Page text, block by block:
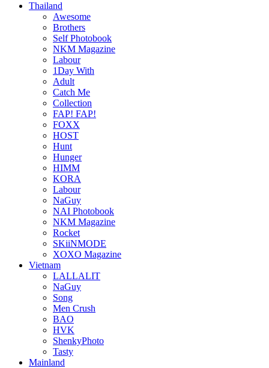
Thailand
Awesome
Brothers
Self Photobook
NKM Magazine
Labour
1Day With
Adult
Catch Me
Collection
FAP! FAP!
FOXX
HOST
Hunt
Hunger
HIMM
KORA
Labour
NaGuy
NAI Photobook
NKM Magazine
Rocket
SKiiNMODE
XOXO Magazine
Vietnam
LALLALIT
NaGuy
Song
Men Crush
BAO
HVK
ShenkyPhoto
Tasty
Mainland